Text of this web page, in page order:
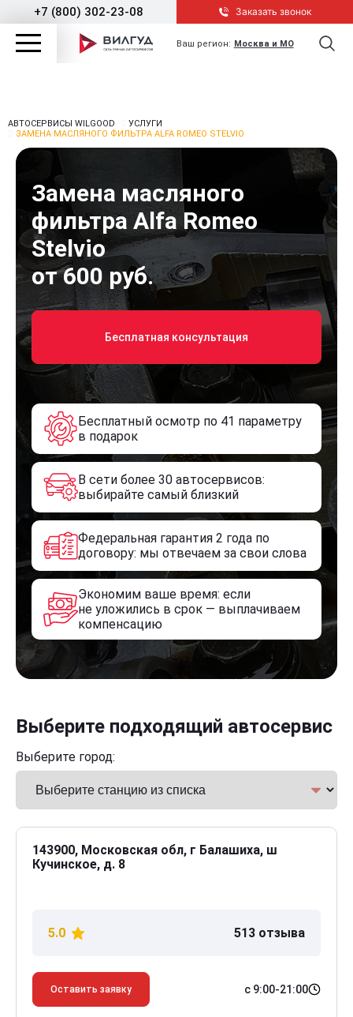
+7 (800) 302-23-08 Заказать звонок
Ваш регион: Москва и МО
АВТОСЕРВИСЫ WILGOOD
УСЛУГИ
ЗАМЕНА МАСЛЯНОГО ФИЛЬТРА ALFA ROMEO STELVIO
Замена масляного
фильтра Alfa Romeo
Stelvio
от 600 руб.
Бесплатная консультация
Бесплатный осмотр по 41 параметру
в подарок
В сети более 30 автосервисов:
выбирайте самый близкий
Федеральная гарантия 2 года по
договору: мы отвечаем за свои слова
Экономим ваше время: если
не уложились в срок — выплачиваем
компенсацию
Выберите подходящий автосервис
Выберите город:
143900, Московская обл, г Балашиха, ш
Кучинское, д. 8
5.0 513 отзыва
Оставить заявку с 9:00-21:00